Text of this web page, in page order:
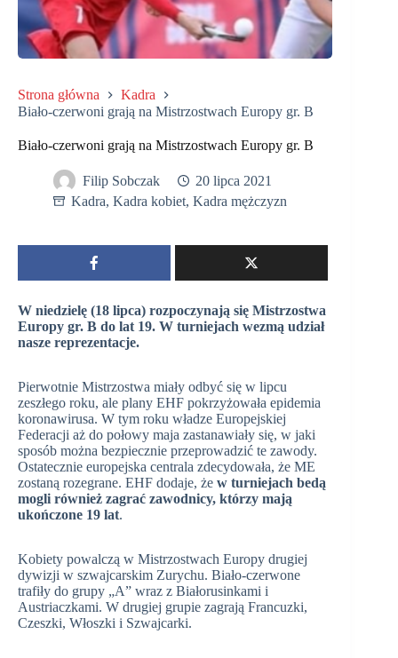
Strona główna
Kadra
Biało-czerwoni grają na Mistrzostwach Europy gr. B
Biało-czerwoni grają na Mistrzostwach Europy gr. B
Filip Sobczak
20 lipca 2021
Kadra, Kadra kobiet, Kadra mężczyzn
W niedzielę (18 lipca) rozpoczynają się Mistrzostwa
Europy gr. B do lat 19. W turniejach wezmą udział
nasze reprezentacje.
Pierwotnie Mistrzostwa miały odbyć się w lipcu
zeszłego roku, ale plany EHF pokrzyżowała epidemia
koronawirusa. W tym roku władze Europejskiej
Federacji aż do połowy maja zastanawiały się, w jaki
sposób można bezpiecznie przeprowadzić te zawody.
Ostatecznie europejska centrala zdecydowała, że ME
zostaną rozegrane. EHF dodaje, że w turniejach bedą
mogli również zagrać zawodnicy, którzy mają
ukończone 19 lat.
Kobiety powalczą w Mistrzostwach Europy drugiej
dywizji w szwajcarskim Zurychu. Biało-czerwone
trafiły do grupy „A” wraz z Białorusinkami i
Austriaczkami. W drugiej grupie zagrają Francuzki,
Czeszki, Włoszki i Szwajcarki.